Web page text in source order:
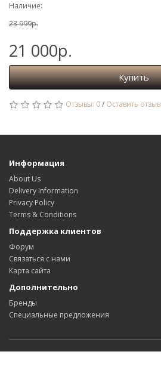
Наличие:
23 999р.
21 000р.
Купить
Отзывы: 0/ Оставить отзыв
Информация
About Us
Delivery Information
Privacy Policy
Terms & Conditions
Поддержка клиентов
Форум
Связаться с нами
Карта сайта
Дополнительно
Бренды
Специальные предложения